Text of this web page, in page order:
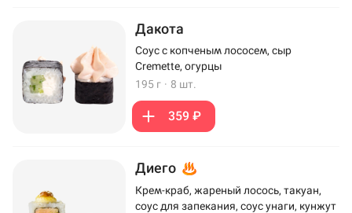
Дакота
Соус с копченым лососем, сыр
Cremette, огурцы
195 г · 8 шт.
359 ₽
Диего
Крем-краб, жареный лосось, такуан,
соус для запекания, соус унаги, кунжут